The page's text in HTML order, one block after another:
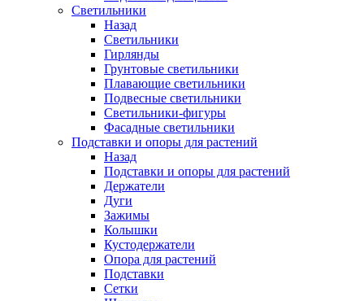
Светильники
Назад
Светильники
Гирлянды
Грунтовые светильники
Плавающие светильники
Подвесные светильники
Светильники-фигуры
Фасадные светильники
Подставки и опоры для растений
Назад
Подставки и опоры для растений
Держатели
Дуги
Зажимы
Колышки
Кустодержатели
Опора для растений
Подставки
Сетки